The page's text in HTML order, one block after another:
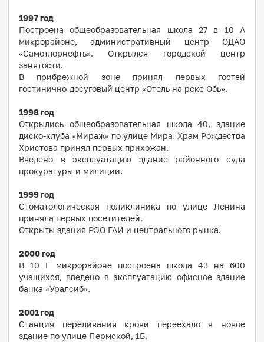
1997 год
Построена общеобразовательная школа 27 в 10 А
микрорайоне, административный центр ОДАО
«Самотлорнефть». Открылся городской центр
занятости.
В прибрежной зоне принял первых гостей
гостинично-досуговый центр «Отель на реке Обь».
1998 год
Открылись общеобразовательная школа 40, здание
диско-клуба «Мираж» по улице Мира. Храм Рождества
Христова принял первых прихожан.
Введено в эксплуатацию здание районного суда
прокуратуры и милиции.
1999 год
Стоматологическая поликлиника по улице Ленина
приняла первых посетителей.
Открыты здания РЭО ГАИ и центрального рынка.
2000 год
В 10 Г микрорайоне построена школа 43 на 600
учащихся, введено в эксплуатацию офисное здание
банка «Уралсиб».
2001 год
Станция переливания крови переехало в новое
здание по улице Пермской, 1Б.